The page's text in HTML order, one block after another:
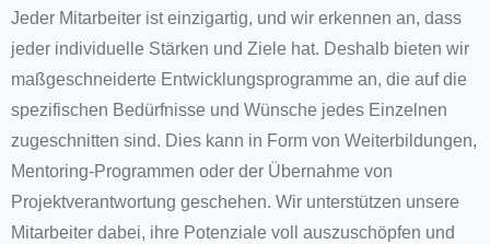
Jeder Mitarbeiter ist einzigartig, und wir erkennen an, dass
jeder individuelle Stärken und Ziele hat. Deshalb bieten wir
maßgeschneiderte Entwicklungsprogramme an, die auf die
spezifischen Bedürfnisse und Wünsche jedes Einzelnen
zugeschnitten sind. Dies kann in Form von Weiterbildungen,
Mentoring-Programmen oder der Übernahme von
Projektverantwortung geschehen. Wir unterstützen unsere
Mitarbeiter dabei, ihre Potenziale voll auszuschöpfen und